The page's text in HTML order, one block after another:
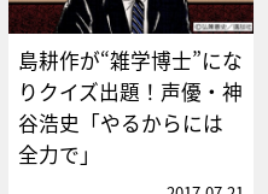
島耕作が“雑学博士”にな
りクイズ出題！声優・神
谷浩史「やるからには
全力で」